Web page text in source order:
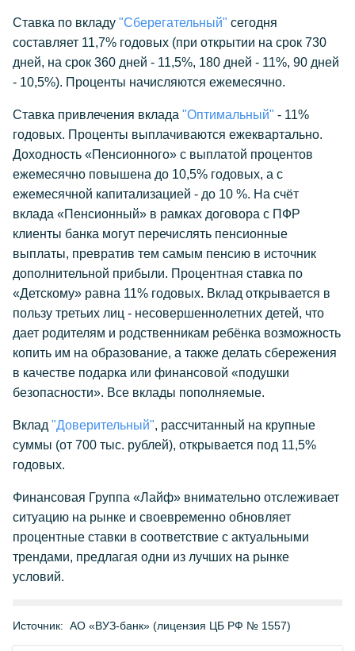
Ставка по вкладу "Сберегательный" сегодня
составляет 11,7% годовых (при открытии на срок 730
дней, на срок 360 дней - 11,5%, 180 дней - 11%, 90 дней
- 10,5%). Проценты начисляются ежемесячно.
Ставка привлечения вклада "Оптимальный" - 11%
годовых. Проценты выплачиваются ежеквартально.
Доходность «Пенсионного» с выплатой процентов
ежемесячно повышена до 10,5% годовых, а с
ежемесячной капитализацией - до 10 %. На счёт
вклада «Пенсионный» в рамках договора с ПФР
клиенты банка могут перечислять пенсионные
выплаты, превратив тем самым пенсию в источник
дополнительной прибыли. Процентная ставка по
«Детскому» равна 11% годовых. Вклад открывается в
пользу третьих лиц - несовершеннолетних детей, что
дает родителям и родственникам ребёнка возможность
копить им на образование, а также делать сбережения
в качестве подарка или финансовой «подушки
безопасности». Все вклады пополняемые.
Вклад "Доверительный", рассчитанный на крупные
суммы (от 700 тыс. рублей), открывается под 11,5%
годовых.
Финансовая Группа «Лайф» внимательно отслеживает
ситуацию на рынке и своевременно обновляет
процентные ставки в соответствие с актуальными
трендами, предлагая одни из лучших на рынке
условий.
Источник: АО «ВУЗ-банк» (лицензия ЦБ РФ № 1557)